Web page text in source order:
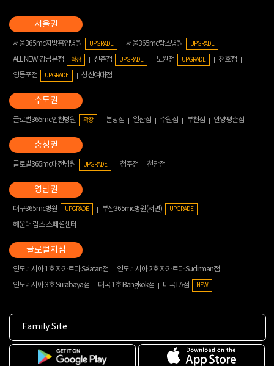
서울365mc지방흡입병원 UPGRADE 서울365mc람스병원 UPGRADE
ALL NEW 강남본점 확장 신촌점 UPGRADE 노원점 UPGRADE
천호점
영등포점
UPGRADE 성신여대점
글로벌365mc인천병원 확장 분당점 일산점 수원점 부천점 안양평촌점
글로벌365mc대전병원 UPGRADE 청주점 천안점
대구365mc병원 UPGRADE 부산365mc병원(서면) UPGRADE
해운대 람스 스페셜센터
인도네시아 1호 자카르타 Selatan점
인도네시아 2호 자카르타 Sudirman점
인도네시아 3호 Surabaya점
태국 1호 Bangkok점 미국 LA점 NEW
Family Site